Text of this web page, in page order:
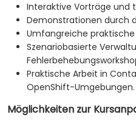
Interaktive Vorträge und
Demonstrationen durch
Umfangreiche praktische
Szenariobasierte
Praktische Arbeit in
OpenShift-Umgebungen.
Möglichkeiten zur